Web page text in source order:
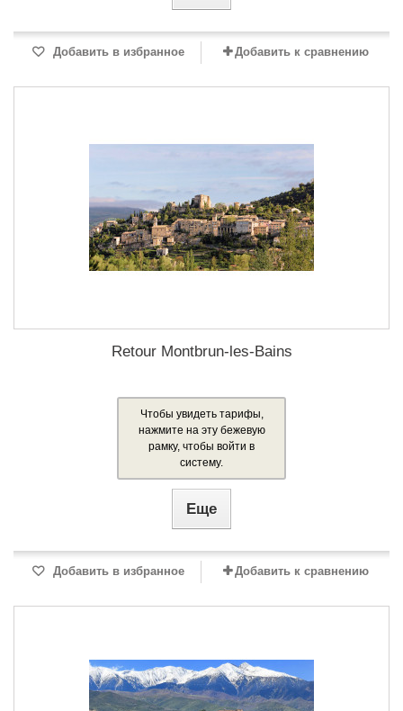
Добавить в избранное Добавить к сравнению
Retour Montbrun-les-Bains
Чтобы увидеть тарифы,
нажмите на эту бежевую
рамку, чтобы войти в
систему.
Еще
Добавить в избранное Добавить к сравнению